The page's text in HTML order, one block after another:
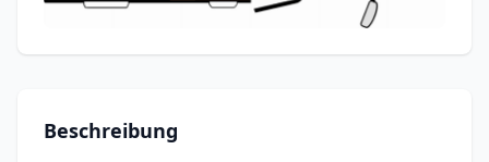
Beschreibung